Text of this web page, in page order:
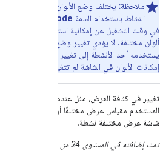
ملاحظة: يختلف وضع الألوان الذي يطلبه
النشاط باستخدام السمة colorMode
في وقت التشغيل عن إمكانية استخدام أوضاع
ألوان مختلفة. لا يؤدي تغيير وضع الألوان الذي
يستخدمه أحد الأنشطة إلى تغيير الإعدادات، لأنّ
إمكانات الألوان في الشاشة لم تتغير.
تغيير في كثافة العرض، مثل عندما يحدّد
المستخدم مقياس عرض مختلفًا أو عندما تصبح
شاشة عرض مختلفة نشطة.
تمت إضافته في المستوى 24 من واجهة برمجة